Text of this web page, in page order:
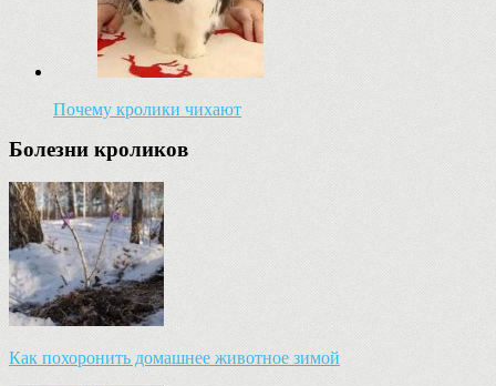
Почему кролики чихают
Болезни кроликов
Как похоронить домашнее животное зимой